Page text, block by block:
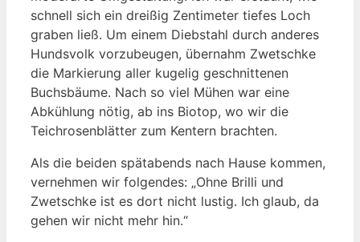
schnell sich ein dreißig Zentimeter tiefes Loch
graben ließ. Um einem Diebstahl durch anderes
Hundsvolk vorzubeugen, übernahm Zwetschke
die Markierung aller kugelig geschnittenen
Buchsbäume. Nach so viel Mühen war eine
Abkühlung nötig, ab ins Biotop, wo wir die
Teichrosenblätter zum Kentern brachten.
Als die beiden spätabends nach Hause kommen,
vernehmen wir folgendes: „Ohne Brilli und
Zwetschke ist es dort nicht lustig. Ich glaub, da
gehen wir nicht mehr hin.“